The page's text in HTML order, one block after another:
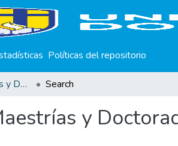
Políticas del repositorio
Trabajos de Maestrías y Doctorados Search
y